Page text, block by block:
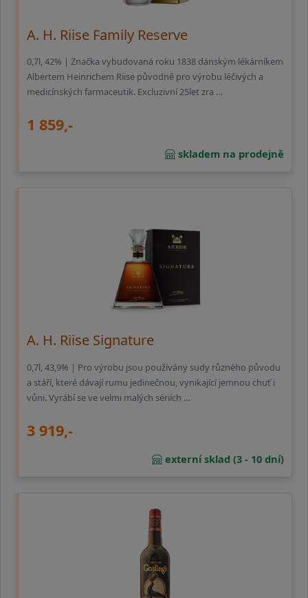
A. H. Riise Family Reserve
0,7l, 42% | Značka vybudovaná roku 1838 dánským lékárníkem
Albertem Heinrichem Riise původně pro výrobu léčivých a
medicínských farmaceutik. Excluzivní 25let zra …
1 859,-
skladem na prodejně
A. H. Riise Signature
0,7l, 43,9% | Pro výrobu jsou používány sudy různého původu
a stáří, které dávají rumu jedinečnou, vynikající jemnou chuť i
vůni. Vyrábí se ve velmi malých sériích …
3 919,-
externí sklad (3 - 10 dní)